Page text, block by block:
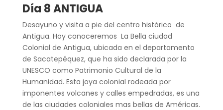
Día 8 ANTIGUA
Desayuno y visita a pie del centro histórico de
Antigua. Hoy conoceremos La Bella ciudad
Colonial de Antigua, ubicada en el departamento
de Sacatepéquez, que ha sido declarada por la
UNESCO como Patrimonio Cultural de la
Humanidad. Esta joya colonial rodeada por
imponentes volcanes y calles empedradas, es una
de las ciudades coloniales mas bellas de Américas.